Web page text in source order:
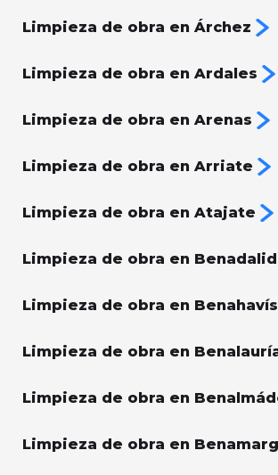
Limpieza de obra en Árchez
Limpieza de obra en Ardales
Limpieza de obra en Arenas
Limpieza de obra en Arriate
Limpieza de obra en Atajate
Limpieza de obra en Benadalid
Limpieza de obra en Benahavís
Limpieza de obra en
Limpieza de obra en
Limpieza de obra en